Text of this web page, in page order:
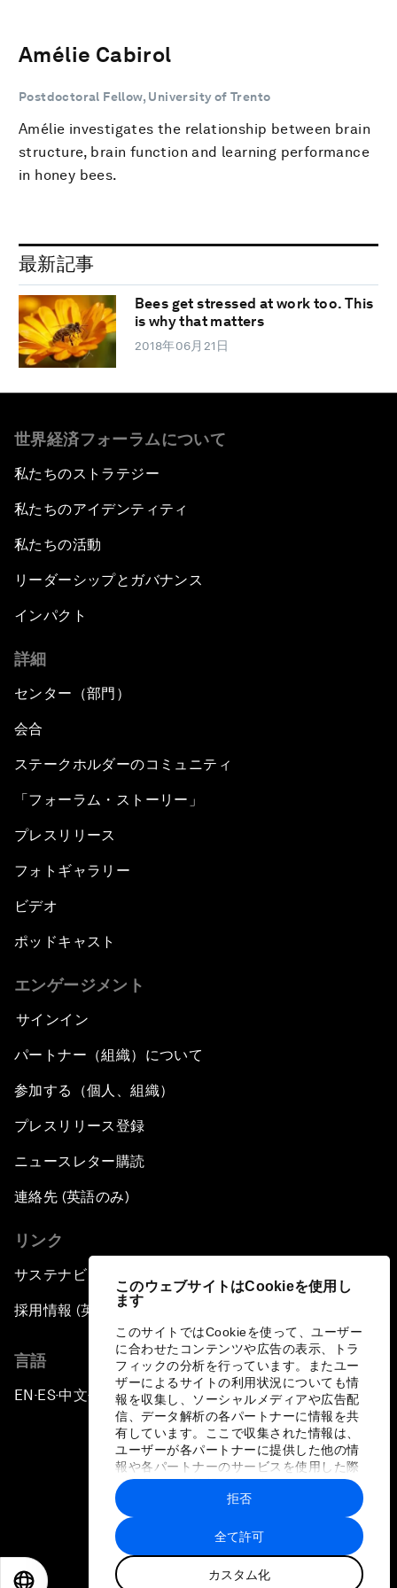
このウェブサイトはCookieを使用し
ます
このサイトではCookieを使って、ユーザー
に合わせたコンテンツや広告の表示、トラ
フィックの分析を行っています。またユー
ザーによるサイトの利用状況についても情
報を収集し、ソーシャルメディアや広告配
信、データ解析の各パートナーに情報を共
有しています。ここで収集された情報は、
ユーザーが各パートナーに提供した他の情
報や各パートナーのサービスを使用した際
に収集された情報と組み合わされ、各パー
トナーによって使用されることがありま
す。
全て許可
カスタム化
拒否
Amélie Cabirol
Postdoctoral Fellow, University of Trento
Amélie investigates the relationship between brain
structure, brain function and learning performance
in honey bees.
最新記事
Bees get stressed at work too. This
is why that matters
2018年06月21日
世界経済フォーラムについて
私たちのストラテジー
私たちのアイデンティティ
私たちの活動
リーダーシップとガバナンス
インパクト
詳細
センター（部門）
会合
ステークホルダーのコミュニティ
「フォーラム・ストーリー」
プレスリリース
フォトギャラリー
ビデオ
ポッドキャスト
エンゲージメント
サインイン
パートナー（組織）について
参加する（個人、組織）
プレスリリース登録
ニュースレター購読
連絡先 (英語のみ)
リンク
サステナビリティへの取り組み
採用情報 (英語のみ)
言語
EN ▪ES▪中文▪ 日本語
プライバシーポリシーと利用規約
サイトマップ
©
世界経済フォーラム